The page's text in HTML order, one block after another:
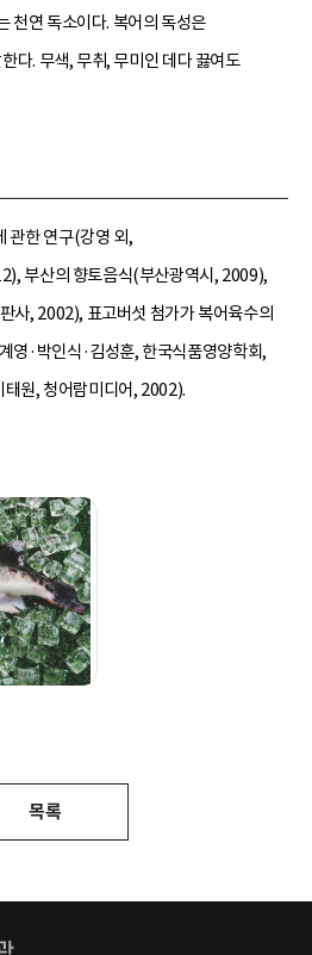
천연 독소이다. 복어의 독성은
다. 무색, 무취, 무미인 데다 끓여도
관한 연구(강영 외,
부산의 향토음식(부산광역시, 2009),
사, 2002), 표고버섯 첨가가 복어육수의
영·박인식·김성훈, 한국식품영양학회,
원, 청어람미디어, 2002).
목록